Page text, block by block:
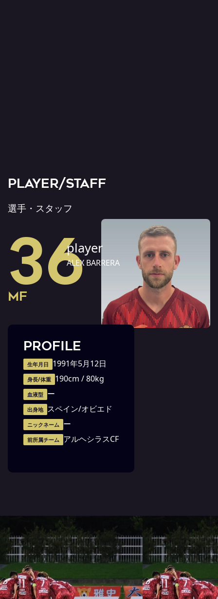
PLAYER/STAFF
選手・スタッフ
36player
ALEX BARRERA
MF
PROFILE
生年月日 1991年5月12日
身長/体重 190cm / 80kg
血液型 ー
出身地 スペイン/オビエド
ニックネーム ー
前所属チーム アルヘシラスCF